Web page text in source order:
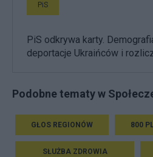
PiS
PiS odkrywa karty.
deportacje Ukraińców i
Podobne tematy w
GŁOS REGIONÓW 800
SŁUŻBA ZDROWIA